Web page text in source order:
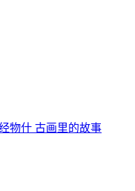
物什 古画里的故事